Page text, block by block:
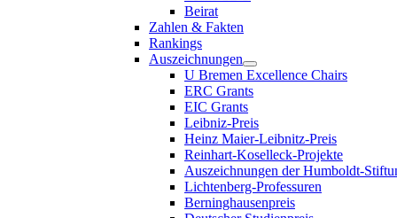
Beirat
Zahlen & Fakten
Rankings
Auszeichnungen
U Bremen Excellence Chairs
ERC Grants
EIC Grants
Leibniz-Preis
Heinz Maier-Leibnitz-Preis
Reinhart-Koselleck-Projekte
Auszeichnungen der Humboldt-
Lichtenberg-Professuren
Berninghausenpreis